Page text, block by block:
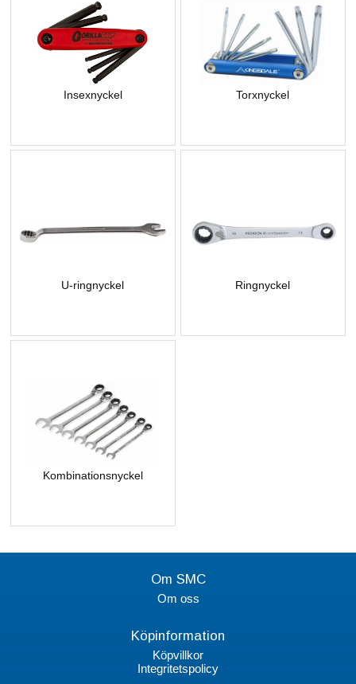
Insexnyckel Torxnyckel
U-ringnyckel Ringnyckel
Kombinationsnyckel
Om SMC
Om oss
Köpinformation
Köpvillkor
Integritetspolicy